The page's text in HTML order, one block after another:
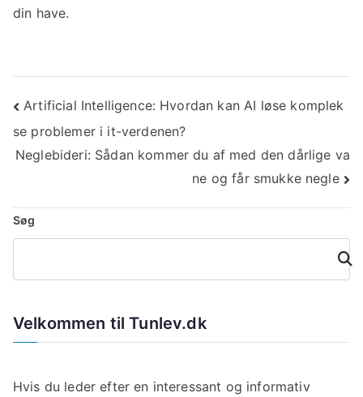
din have.
Indlægsnavigation
Artificial Intelligence: Hvordan kan AI løse komplek
se problemer i it-verdenen?
Neglebideri: Sådan kommer du af med den dårlige va
ne og får smukke negle
Søg
Søg
Velkommen til Tunlev.dk
Hvis du leder efter en interessant og informativ